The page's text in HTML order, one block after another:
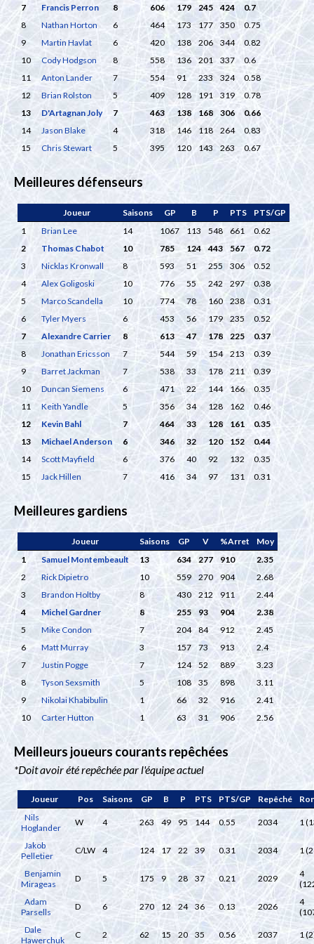
7 Francis Perron 8 606 179 245 424
0.7
8
Nathan Horton 6 464 173 177 350
0.75
9
Martin Havlat 6 420 138 206 344
0.82
10
Cody Hodgson 8 558 136 201 337
0.6
11
Anton Lander 7 554 91 233 324
0.58
12
Brian Rolston 5 409 128 191 319
0.78
13
D'Artagnan Joly 7 463 138 168 306
0.66
14
Jason Blake 4 318 146 118 264
0.83
15
Chris Stewart 5 395 120 143 263 0.67
Meilleures défenseurs
Joueur Saisons GP B P PTS
PTS/GP
1
Brian Lee 14 1067 113 548 661
0.62
2
Thomas Chabot 10 785 124 443 567
0.72
3
Nicklas Kronwall 8 593 51 255 306
0.52
4
Alex Goligoski 10 776 55 242 297
0.38
5
Marco Scandella 10 774 78 160 238
0.31
6
Tyler Myers 6 453 56 179 235
0.52
7
Alexandre Carrier 8 613 47 178 225
0.37
8
Jonathan Ericsson 7 544 59 154 213
0.39
9
Barret Jackman 7 538 33 178 211
0.39
10
Duncan Siemens 6 471 22 144 166
0.35
11
Keith Yandle 5 356 34 128 162
0.46
12
Kevin Bahl 7 464 33 128 161
0.35
13
Michael Anderson 6 346 32 120 152
0.44
14
Scott Mayfield 6 376 40 92 132
0.35
15
Jack Hillen 7 416 34 97 131 0.31
Meilleures gardiens
Joueur Saisons GP V %Arret
Moy
1
Samuel Montembeault 13 634 277 910
2.35
2
Rick Dipietro 10 559 270 904
2.68
3
Brandon Holtby 8 430 212 911
2.44
4
Michel Gardner 8 255 93 904
2.38
5
Mike Condon 7 204 84 912
2.45
6
Matt Murray 3 157 73 913
2.4
7
Justin Pogge 7 124 52 889
3.23
8
Tyson Sexsmith 5 108 35 898
3.11
9
Nikolai Khabibulin 1 66 32 916
2.41
10
Carter Hutton 1 63 31 906 2.56
Meilleurs joueurs courants repêchées
*Doit avoir été repêchée par l'équipe actuel
Joueur Pos Saisons GP B P PTS PTS/GP Repêché
Nils
Hoglander
W 4 263 49 95 144 0.55 2034 1
Jakob
Pelletier
C/LW 4 124 17 22 39 0.31 2034 1
Benjamin
Mirageas
D 5 175 9 28 37 0.21 2029
4
Adam
Parsells
D 6 270 12 24 36 0.13 2026
4
Dale
Hawerchuk
C 2 62 15 20 35 0.56 2037 1